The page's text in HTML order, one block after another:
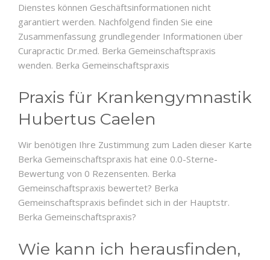
Dienstes können Geschäftsinformationen nicht
garantiert werden. Nachfolgend finden Sie eine
Zusammenfassung grundlegender Informationen über
Curapractic Dr.med. Berka Gemeinschaftspraxis
wenden. Berka Gemeinschaftspraxis
Praxis für Krankengymnastik
Hubertus Caelen
Wir benötigen Ihre Zustimmung zum Laden dieser Karte
Berka Gemeinschaftspraxis hat eine 0.0-Sterne-
Bewertung von 0 Rezensenten. Berka
Gemeinschaftspraxis bewertet? Berka
Gemeinschaftspraxis befindet sich in der Hauptstr.
Berka Gemeinschaftspraxis?
Wie kann ich herausfinden,